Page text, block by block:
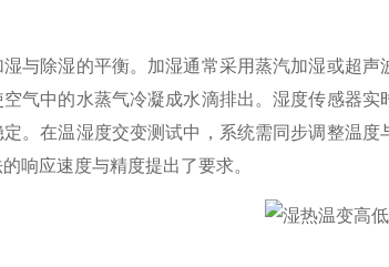
除湿的平衡。加湿通常采用蒸汽加湿或超声
气中的水蒸气冷凝成水滴排出。湿度传感器
。在温湿度交变测试中，系统需同步调整温
响应速度与精度提出了要求。